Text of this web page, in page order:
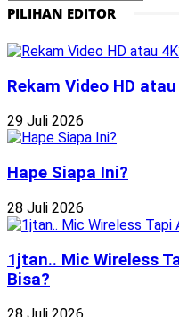
PILIHAN EDITOR
Rekam Video HD atau
29 Juli 2026
Hape Siapa Ini?
28 Juli 2026
1jtan.. Mic Wireless
Bisa?